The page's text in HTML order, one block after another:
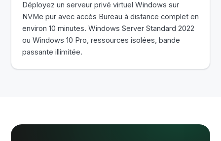
Déployez un serveur privé virtuel Windows sur
NVMe pur avec accès Bureau à distance complet en
environ 10 minutes. Windows Server Standard 2022
ou Windows 10 Pro, ressources isolées, bande
passante illimitée.